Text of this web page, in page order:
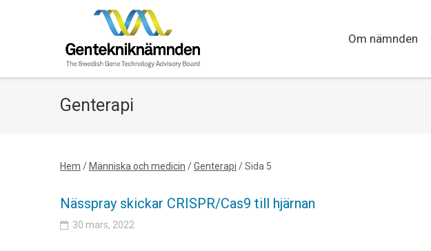
Om nämnden
Genterapi
Hem / Människa och medicin /Genterapi /Sida 5
Nässpray skickar CRISPR/Cas9 till hjärnan
30 mars, 2022